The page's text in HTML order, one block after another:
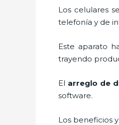
Los celulares
telefonía y de
Este aparato
trayendo
El arreglo de
software.
Los beneficios